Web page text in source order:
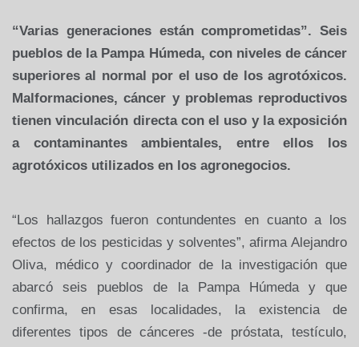
“Varias generaciones están comprometidas”. Seis
pueblos de la Pampa Húmeda, con niveles de cáncer
superiores al normal por el uso de los agrotóxicos.
Malformaciones, cáncer y problemas reproductivos
tienen vinculación directa con el uso y la exposición
a contaminantes ambientales, entre ellos los
agrotóxicos utilizados en los agronegocios.
“Los hallazgos fueron contundentes en cuanto a los
efectos de los pesticidas y solventes”, afirma Alejandro
Oliva, médico y coordinador de la investigación que
abarcó seis
pueblos de la Pampa Húmeda y que
confirma, en esas localidades, la
existencia de
diferentes tipos de cánceres -de próstata, testículo,